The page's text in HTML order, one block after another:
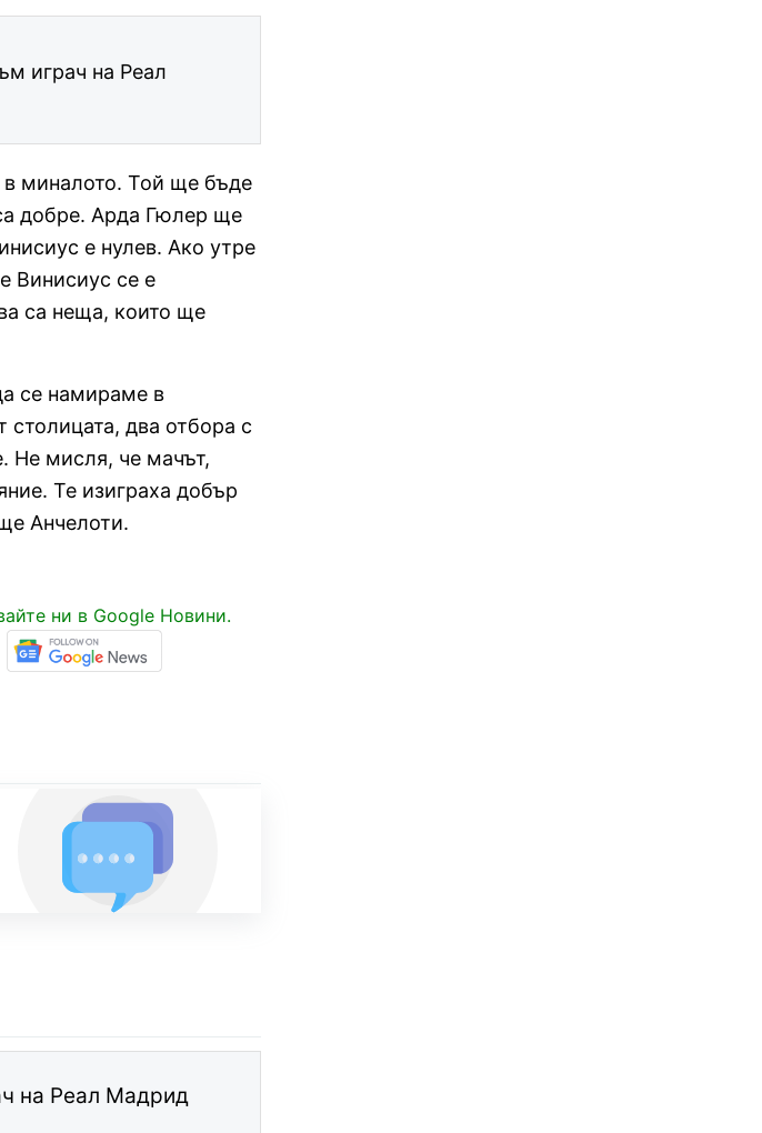
играч на Реал
в миналото. Той ще бъде
добре. Арда Гюлер ще
е нулев. Ако утре
Винисиус се е
са неща, които ще
се намираме в
два отбора с
Не мисля, че мачът,
Те изиграха добър
Анчелоти.
ни в Google Новини.
на Реал Мадрид